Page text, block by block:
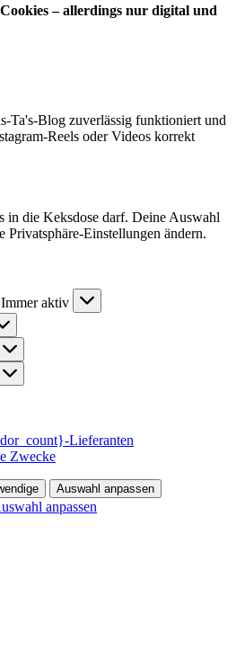
– allerdings nur digital und
Ta's-Blog zuverlässig funktioniert und
Reels oder Videos korrekt
in die Keksdose darf. Deine Auswahl
Privatsphäre-Einstellungen ändern.
Immer aktiv
Lieferanten
Zwecke
Auswahl anpassen
anpassen